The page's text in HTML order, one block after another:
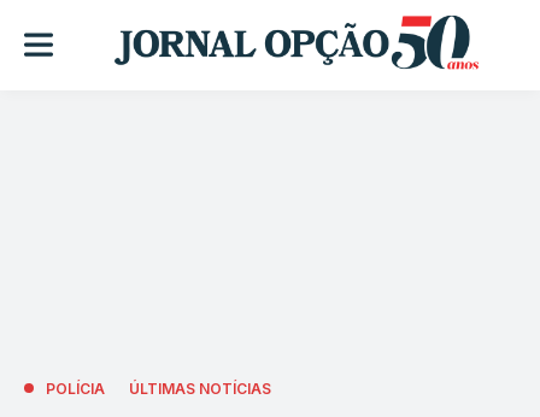
POLÍCIA ÚLTIMAS NOTÍCIAS